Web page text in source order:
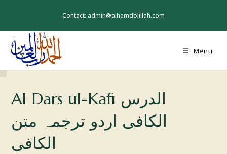
Contact: admin@alhamdolillah.com
Menu
Al Dars ul-Kafi الدرس
الکافی اردو ترجمہ متن
الکافی